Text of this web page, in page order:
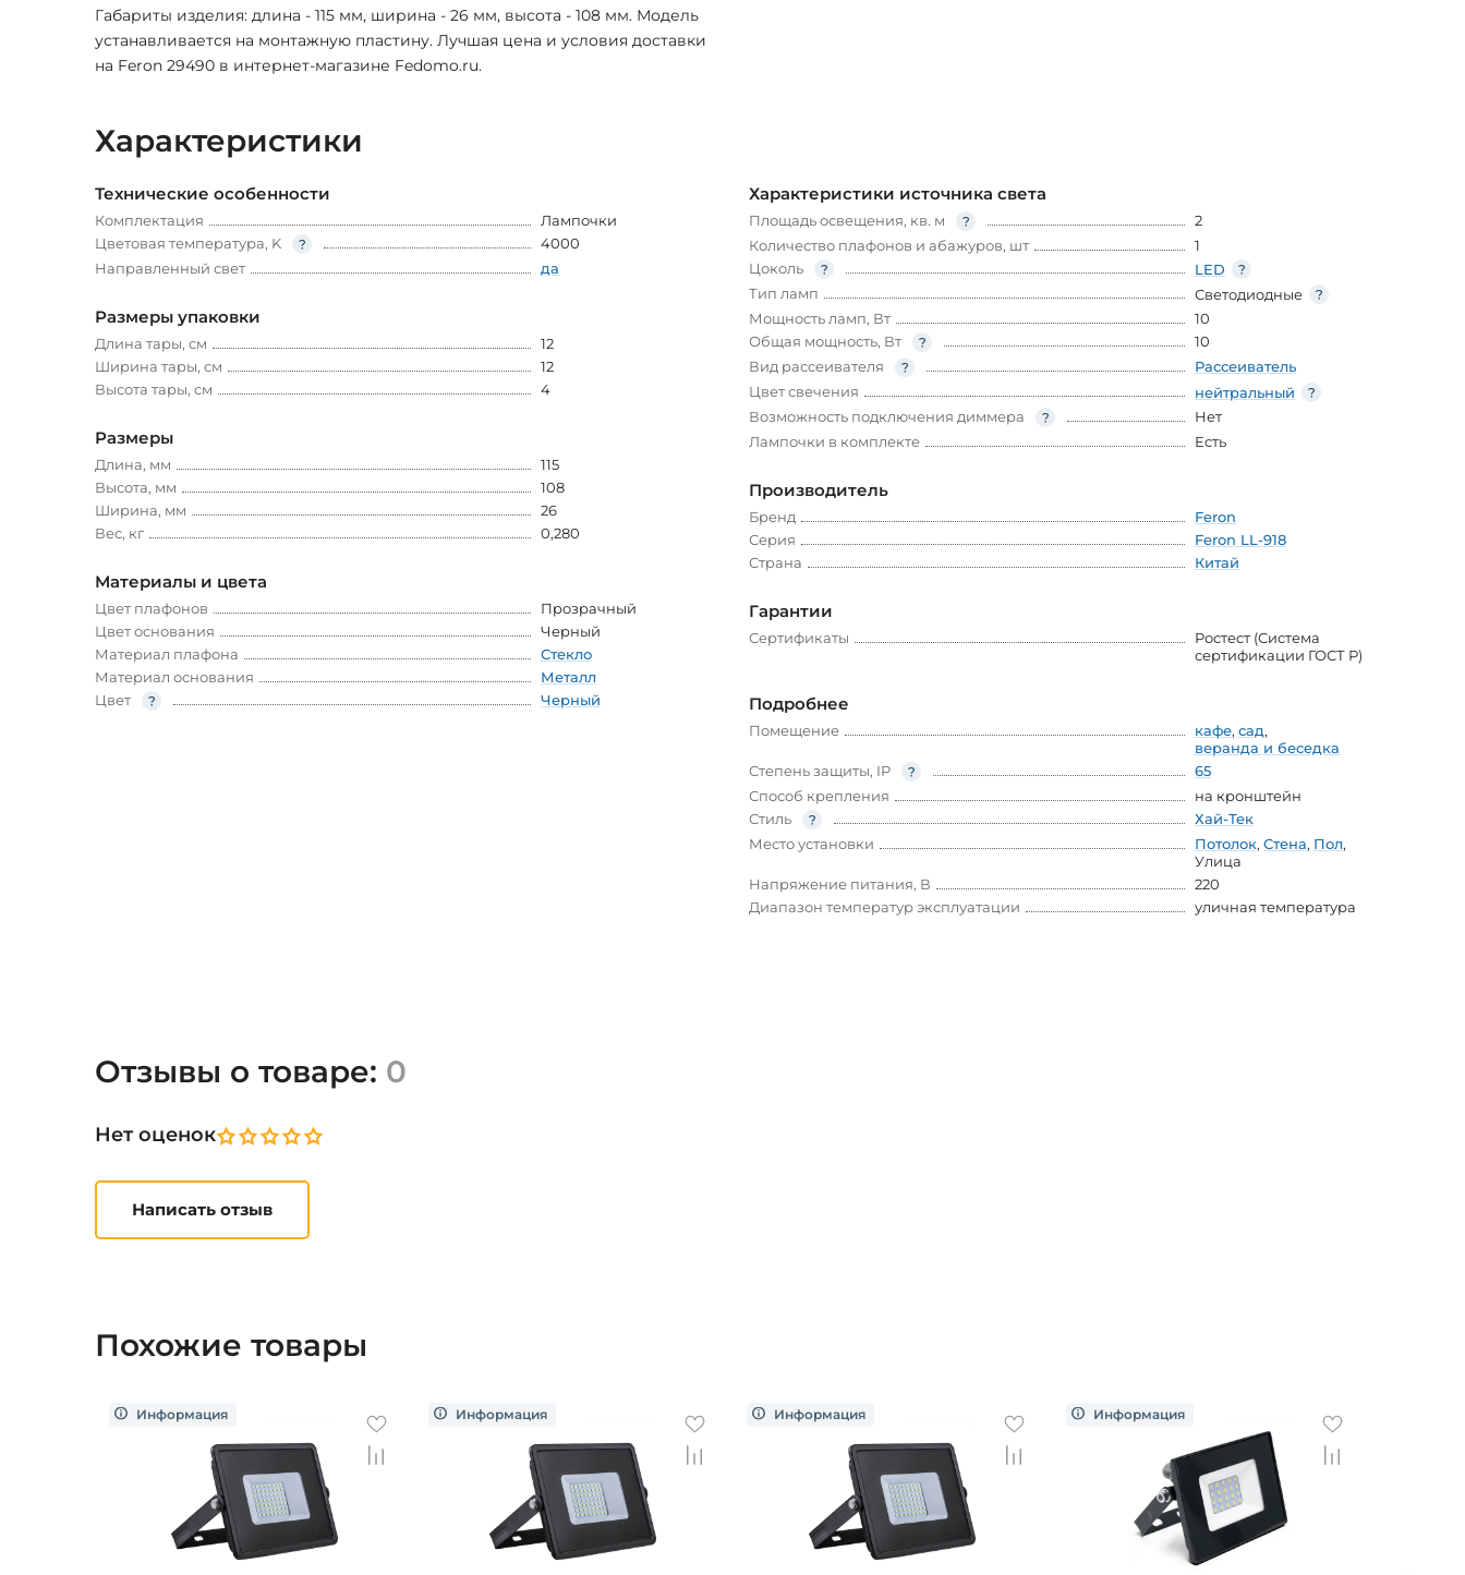
Габариты изделия: длина - 115 мм, ширина - 26 мм, высота - 108 мм. Модель
устанавливается на монтажную пластину. Лучшая цена и условия доставки
на Feron 29490 в интернет-магазине Fedomo.ru.
Характеристики
Технические особенности
Комплектация
Лампочки
Цветовая температура, K
4000
Направленный свет
да
Размеры упаковки
Длина тары, см
12
Ширина тары, см
12
Высота тары, см
4
Размеры
Длина, мм
115
Высота, мм
108
Ширина, мм
26
Вес, кг
0,280
Материалы и цвета
Цвет плафонов
Прозрачный
Цвет основания
Черный
Материал плафона
Стекло
Материал основания
Металл
Цвет
Черный
Характеристики источника света
Площадь освещения, кв. м
2
Количество плафонов и абажуров, шт
1
Цоколь
LED
Тип ламп
Светодиодные
Мощность ламп, Вт
10
Общая мощность, Вт
10
Вид рассеивателя
Рассеиватель
Цвет свечения
нейтральный
Возможность подключения диммера
Нет
Лампочки в комплекте
Есть
Производитель
Бренд
Feron
Серия
Feron LL-918
Страна
Китай
Гарантии
Сертификаты
Ростест (Система
сертификации ГОСТ Р)
Подробнее
Помещение кафе, сад,
веранда и беседка
Степень защиты, IP
65
Способ крепления
на кронштейн
Стиль
Хай-Тек
Место установки
Потолок, Стена, Пол,
Улица
Напряжение питания, В
220
Диапазон температур эксплуатации
уличная температура
Отзывы о товаре: 0
Нет оценок
Написать отзыв
Похожие товары